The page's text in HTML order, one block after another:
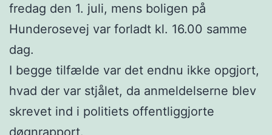
fredag den 1. juli, mens boligen på
Hunderosevej var forladt kl. 16.00 samme
dag.
I begge tilfælde var det endnu ikke opgjort,
hvad der var stjålet, da anmeldelserne blev
skrevet ind i politiets offentliggjorte
døgnrapport.